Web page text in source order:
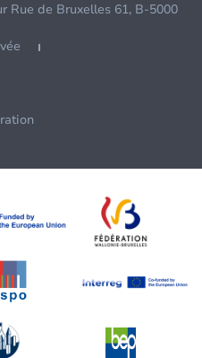
Rue de Bruxelles 61, B-5000